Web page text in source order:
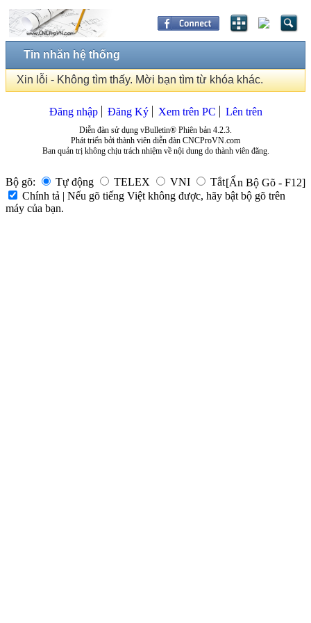
Tin nhắn hệ thống
Xin lỗi - Không tìm thấy. Mời bạn tìm từ khóa khác.
Đăng nhập Đăng Ký Xem trên PC Lên trên
Diễn đàn sử dụng vBulletin® Phiên bản 4.2.3.
Phát triển bởi thành viên diễn đàn CNCProVN.com
Ban quản trị không chịu trách nhiệm về nội dung do thành viên đăng.
Bộ gõ: Tự động TELEX VNI Tắt[Ẩn Bộ Gõ - F12]
Chính tả | Nếu gõ tiếng Việt không được, hãy bật bộ gõ trên
máy của bạn.